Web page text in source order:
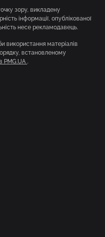
зору, викладену
інформації, опублікованої
несе рекламодавець.
використання матеріалів
встановленому
PMG.UA .